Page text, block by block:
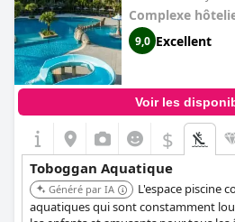
Complexe
9,0 Excellent
Voir les
$
Toboggan Aquatique
Généré par IA
L'espace piscine
aquatiques qui sont constamment